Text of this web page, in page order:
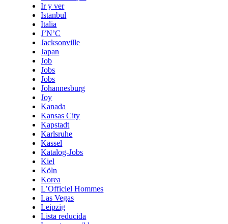
Ir y ver
Istanbul
Italia
J’N’C
Jacksonville
Japan
Job
Jobs
Jobs
Johannesburg
Joy
Kanada
Kansas City
Kapstadt
Karlsruhe
Kassel
Katalog-Jobs
Kiel
Köln
Korea
L’Officiel Hommes
Las Vegas
Leipzig
Lista reducida